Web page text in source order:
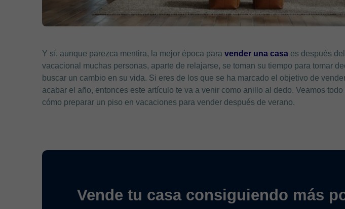
Y sí, aunque parezca mentira, la mejor época paravender una casa es después
vacacional muchas personas, aparte de relajarse, se toman su tiempo para tomar
buscar un cambio en su vida. Si eres de los que se ha marcado el objetivo de
acabar el año, entonces este artículo te va a venir como anillo al dedo. Veamos
cómo preparar un piso en vacaciones para vender después de verano.
Vende tu casa consiguiendo más